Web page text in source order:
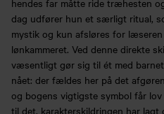
dag udfører hun et særligt ritual,
mystik og kun afsløres for
lønkammeret. Ved denne direkte
væsentligt gør sig til ét med
nået: der fældes her på det
og bogens vigtigste symbol får
til det, karakterskildringen har lagt